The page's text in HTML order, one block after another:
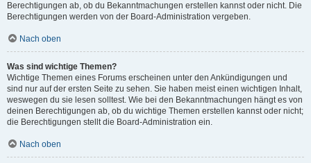
Berechtigungen ab, ob du Bekanntmachungen erstellen kannst oder nicht. Die
Berechtigungen werden von der Board-Administration vergeben.
Nach oben
Was sind wichtige Themen?
Wichtige Themen eines Forums erscheinen unter den Ankündigungen und
sind nur auf der ersten Seite zu sehen. Sie haben meist einen wichtigen Inhalt,
weswegen du sie lesen solltest. Wie bei den Bekanntmachungen hängt es von
deinen Berechtigungen ab, ob du wichtige Themen erstellen kannst oder nicht;
die Berechtigungen stellt die Board-Administration ein.
Nach oben